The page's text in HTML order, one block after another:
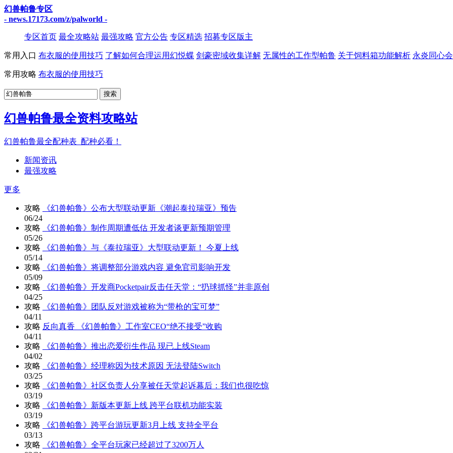
幻兽帕鲁专区
- news.17173.com/z/palworld -
专区首页 最全攻略站 最强攻略 官方公告 专区精选 招募专区版主
常用入口 布衣服的使用技巧 了解如何合理运用幻悦蝶 剑豪密域收集详解 无属性的工作型帕鲁 关于饲料箱功能解析 永炎同心
常用攻略 布衣服的使用技巧
幻兽帕鲁最全资料攻略站
幻兽帕鲁最全配种表_配种必看！
新闻资讯
最强攻略
更多
攻略
《幻兽帕鲁》公布大型联动更新《潮起泰拉瑞亚》预告
06/24
攻略
《幻兽帕鲁》制作周期遭低估 开发者谈更新预期管理
05/26
攻略
《幻兽帕鲁》与《泰拉瑞亚》大型联动更新！ 今夏上线
05/14
攻略
《幻兽帕鲁》将调整部分游戏内容 避免官司影响开发
05/09
攻略
《幻兽帕鲁》开发商Pocketpair反击任天堂：“扔球抓怪”并非原创
04/25
攻略
《幻兽帕鲁》团队反对游戏被称为“带枪的宝可梦”
04/11
攻略 反向真香 《幻兽帕鲁》工作室CEO“绝不接受”收购
04/11
攻略
《幻兽帕鲁》推出恋爱衍生作品 现已上线Steam
04/02
攻略
《幻兽帕鲁》经理称因为技术原因 无法登陆Switch
03/25
攻略
《幻兽帕鲁》社区负责人分享被任天堂起诉幕后：我们也很吃惊
03/19
攻略
《幻兽帕鲁》新版本更新上线 跨平台联机功能实装
03/19
攻略
《幻兽帕鲁》跨平台游玩更新3月上线 支持全平台
03/13
攻略
《幻兽帕鲁》全平台玩家已经超过了3200万人